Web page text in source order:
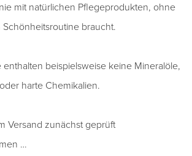
mit natürlichen Pflegeprodukten, ohne
braucht.
beispielsweise keine Mineralöle,
harte Chemikalien.
Versand zunächst geprüft
…